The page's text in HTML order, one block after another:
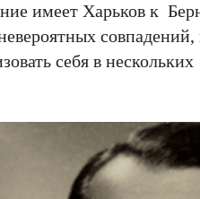
имеет Харьков к
совпадений,
себя в нескольких